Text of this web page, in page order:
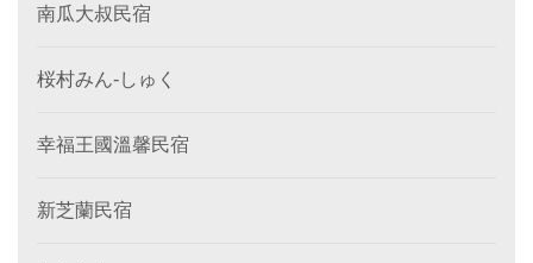
南瓜大叔民宿
桜村みん‐しゅく
幸福王國溫馨民宿
新芝蘭民宿